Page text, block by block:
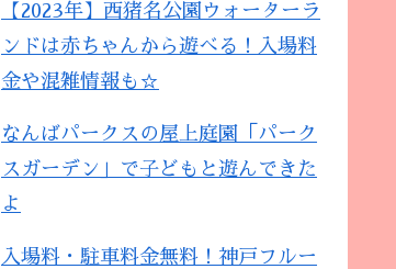
【2023年】西猪名公園ウォーターラ
ンドは赤ちゃんから遊べる！入場料
金や混雑情報も☆
なんばパークスの屋上庭園「パーク
スガーデン」で子どもと遊んできた
よ
入場料・駐車料金無料！神戸フルー